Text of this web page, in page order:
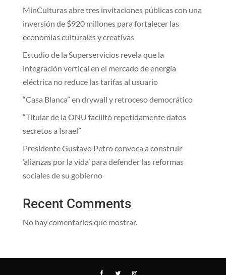
MinCulturas abre tres invitaciones públicas con una
inversión de $920 millones para fortalecer las
economías culturales y creativas
Estudio de la Superservicios revela que la
integración vertical en el mercado de energía
eléctrica no reduce las tarifas al usuario
“Casa Blanca” en drywall y retroceso democrático
“Titular de la ONU facilitó repetidamente datos
secretos a Israel”
Presidente Gustavo Petro convoca a construir
‘alianzas por la vida’ para defender las reformas
sociales de su gobierno
Recent Comments
No hay comentarios que mostrar.